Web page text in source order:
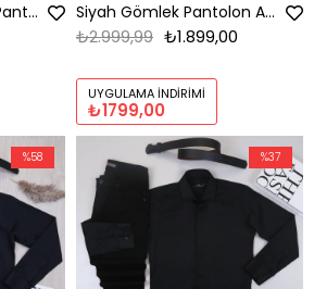
Beyaz Gömlek Taba Pantolon Ayakkabı Kombin Siyah Gömlek Pantolon Ayakkabı Kombin
₺1.899,00
₺2.999,99
UYGULAMA İNDIRIMI
₺1799,00
%58 %37